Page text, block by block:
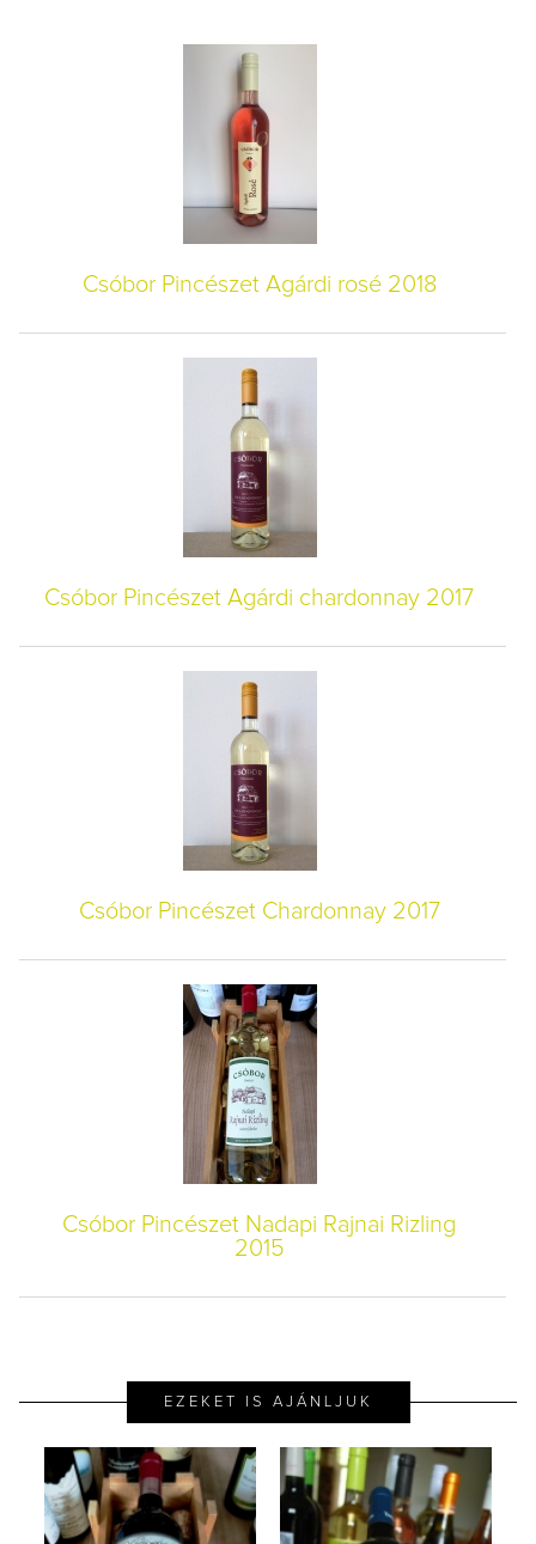
Csóbor Pincészet Agárdi rosé 2018
Csóbor Pincészet Agárdi chardonnay 2017
Csóbor Pincészet Chardonnay 2017
Csóbor Pincészet Nadapi Rajnai Rizling
2015
EZEKET IS AJÁNLJUK